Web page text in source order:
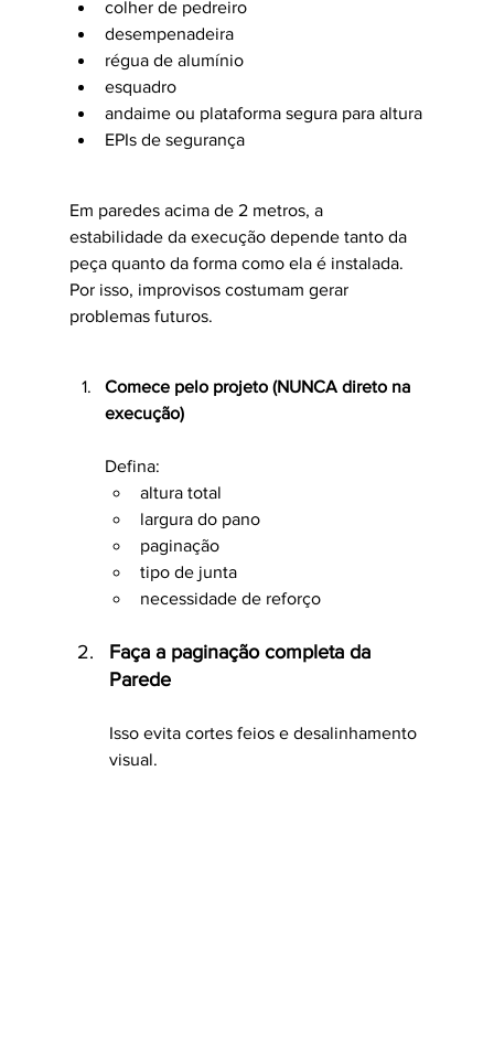
colher de pedreiro
desempenadeira
régua de alumínio
esquadro
andaime ou plataforma segura para altura
EPIs de segurança
Em paredes acima de 2 metros, a
estabilidade da execução depende tanto da
peça quanto da forma como ela é instalada.
Por isso, improvisos costumam gerar
problemas futuros.
Comece pelo projeto (NUNCA direto na
execução)
Defina:
altura total
largura do pano
paginação
tipo de junta
necessidade de reforço
Faça a paginação completa da
Parede
Isso evita cortes feios e desalinhamento
visual.